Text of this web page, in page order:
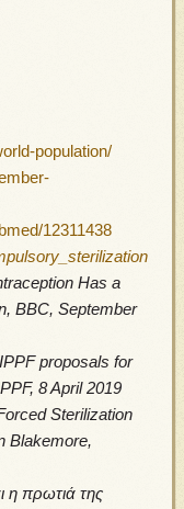
population/
12311438
Has a
BBC, September
proposals for
PPF,8 April 2019
Sterilization
Blakemore,
η πρωτιά της